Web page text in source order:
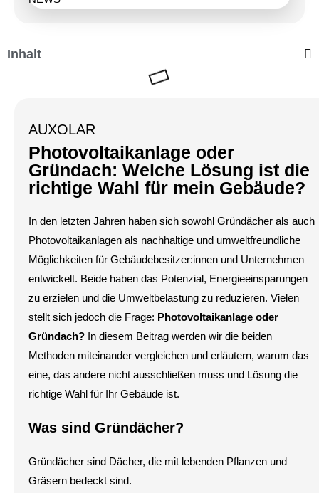
Inhalt
AUXOLAR
Photovoltaikanlage oder
Gründach: Welche Lösung ist die
richtige Wahl für mein Gebäude?
In den letzten Jahren haben sich sowohl Gründächer als auch
Photovoltaikanlagen als nachhaltige und umweltfreundliche
Möglichkeiten für Gebäudebesitzer:innen und Unternehmen
entwickelt. Beide haben das Potenzial, Energieeinsparungen
zu erzielen und die Umweltbelastung zu reduzieren. Vielen
stellt sich jedoch die Frage: Photovoltaikanlage oder
Gründach? In diesem Beitrag werden wir die beiden
Methoden miteinander vergleichen und erläutern, warum das
eine, das andere nicht ausschließen muss und Lösung die
richtige Wahl für Ihr Gebäude ist.
Was sind Gründächer?
Gründächer sind Dächer, die mit lebenden Pflanzen und
Gräsern bedeckt sind.